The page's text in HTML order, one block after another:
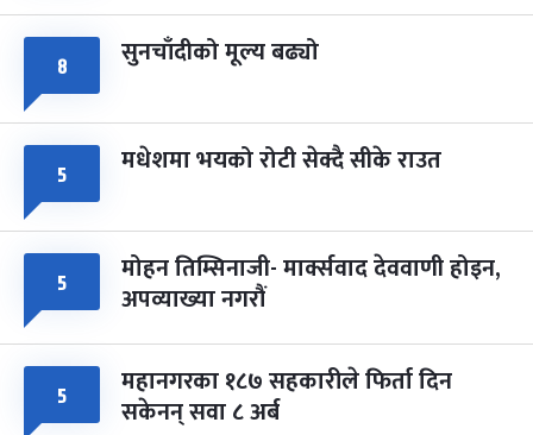
८ सुनचाँदीको मूल्य बढ्यो
५ मधेशमा भयको रोटी सेक्दै सीके राउत
५ मोहन तिम्सिनाजी- मार्क्सवाद देववाणी होइन,
अपव्याख्या नगरौं
५ महानगरका १८७ सहकारीले फिर्ता दिन
सकेनन् सवा ८ अर्ब